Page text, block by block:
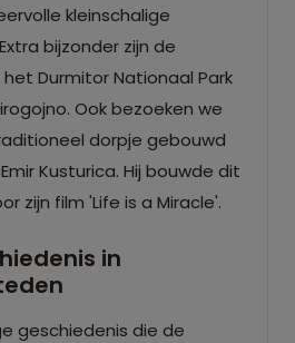
kleinschalige
bijzonder zijn de
Durmitor Nationaal Park
Ook bezoeken we
dorpje gebouwd
Kusturica. Hij bouwde dit
zijn film 'Life is a Miracle'.
in
geschiedenis die de